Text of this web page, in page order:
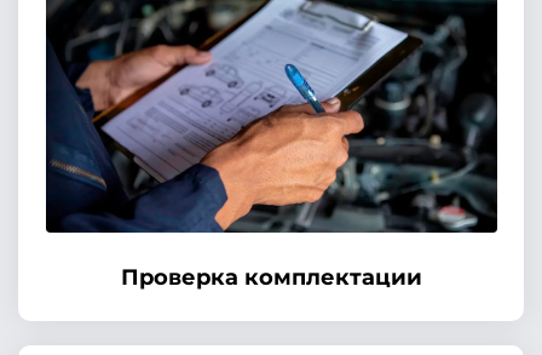
Проверка комплектации